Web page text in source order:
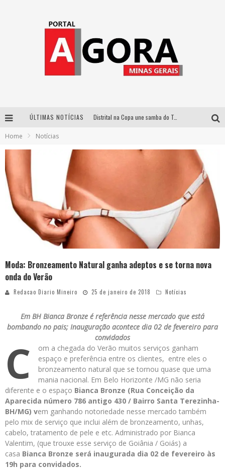
ÚLTIMAS NOTÍCIAS Distrital na Copa une samba do Trem dos Onze, acervo do Museu do Mineirão e transmissão em 4K para duelo contra o Haiti
Home Notícias
Moda: Bronzeamento Natural ganha adeptos e se torna nova
onda do Verão
Redacao Diario Mineiro 25 de janeiro de 2018 Notícias
Em BH Bianca Bronze é referência nesse mercado que está
bombando no pais; Inauguração acontece dia 02 de fevereiro para
convidados
C
om a chegada do Verão muitos serviços ganham
espaço e preferência entre os clientes, entre eles o
bronzeamento natural que se tornou quase que uma
mania nacional. Em Belo Horizonte /MG não seria
diferente e o espaço Bianca Bronze (Rua Conceição da
Aparecida número 786 antigo 430 / Bairro Santa Terezinha-
BH/MG) vem ganhando notoriedade nesse mercado também
pelo mix de serviço que inclui além de bronzeamento, unhas,
cabelo, tratamento de pele e etc. Administrado por Bianca
Valentim, (que trouxe esse serviço de Goiânia / Goiás) a
casa Bianca Bronze será inaugurada dia 02 de fevereiro às
19h para convidados.